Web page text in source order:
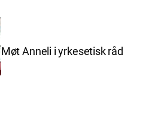
Møt Anneli i yrkesetisk råd